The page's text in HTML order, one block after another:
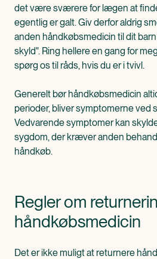
det være sværere for lægen at
egentlig er galt. Giv derfor aldrig
anden håndkøbsmedicin til dit
skyld". Ring hellere en gang for
spørg os til råds, hvis du er i tvivl.
Generelt bør håndkøbsmedicin
perioder, bliver symptomerne ved
Vedvarende symptomer kan
sygdom, der kræver anden
håndkøb.
Regler om
håndkøbsmedicin
Det er ikke muligt at returnere